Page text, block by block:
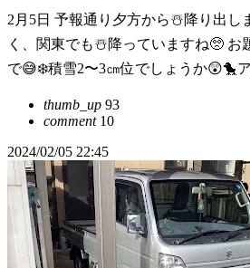
2月5日 予報通り夕方から☃️降り出し
く、関東でも☃️降っていますね🥺 お
で😅❄️積雪2〜3㎝位でしょうか😲🐤
thumb_up 93
comment10
2024/02/05 22:45